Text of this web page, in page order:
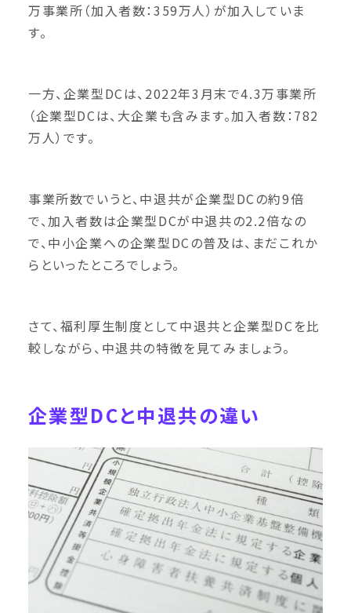
万事業所（加入者数：359万人）が加入していま
す。
一方、企業型DCは、2022年3月末で4.3万事業所
（企業型DCは、大企業も含みます。加入者数：782
万人）です。
事業所数でいうと、中退共が企業型DCの約9倍
で、加入者数は企業型DCが中退共の2.2倍なの
で、中小企業への企業型DCの普及は、まだこれか
らといったところでしょう。
さて、福利厚生制度として中退共と企業型DCを比
較しながら、中退共の特徴を見てみましょう。
企業型DCと中退共の違い